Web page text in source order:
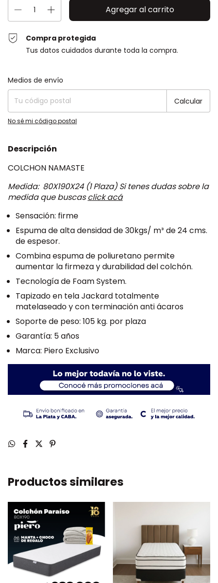
Compra protegida
Tus datos cuidados durante toda la compra.
Entregas para el CP:
Medios de envío
Calcular
No sé mi código postal
Descripción
COLCHON NAMASTE
Medida: 80X190X24 (1 Plaza) Si tenes dudas sobre la
medida que buscasclick acá
Sensación: firme
Espuma de alta densidad de 30kgs/ m³ de 24 cms.
de espesor.
Combina espuma de poliuretano permite
aumentar la firmeza y durabilidad del colchón.
Tecnología de Foam System.
Tapizado en tela Jackard totalmente
matelaseado y con terminación anti ácaros
Soporte de peso: 105 kg. por plaza
Garantía: 5 años
Marca: Piero Exclusivo
Productos similares